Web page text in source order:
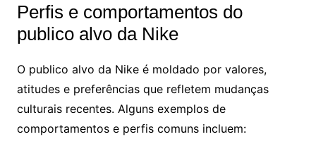
Perfis e comportamentos do
publico alvo da Nike
O publico alvo da Nike é moldado por valores,
atitudes e preferências que refletem mudanças
culturais recentes. Alguns exemplos de
comportamentos e perfis comuns incluem: